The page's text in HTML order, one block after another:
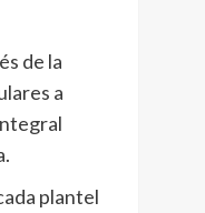
de la
a
plantel